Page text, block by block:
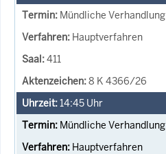
Mündliche Verhandlung
Hauptverfahren
411
8 K 4366/26
14:45 Uhr
Mündliche Verhandlung
Hauptverfahren